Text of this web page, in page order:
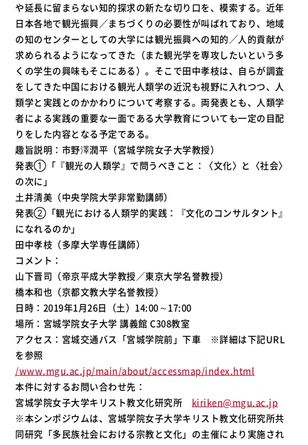
や延長に留まらない知的探求の新たな切り口を、模索する。近年
日本各地で観光振興／まちづくりの必要性が叫ばれており、地域
の知のセンターとしての大学には観光振興への知的／人的貢献が
求められるようになってきた（また観光学を専攻したいという多
くの学生の興味もそこにある）。そこで田中孝枝は、自らが調査
をしてきた中国における観光人類学の近況も視野に入れつつ、人
類学と実践とのかかわりについて考察する。両発表とも、人類学
者による実践の重要な一面である大学教育についても一定の目配
りをした内容となる予定である。
趣旨説明：市野澤潤平（宮城学院女子大学教授）
発表①「『観光の人類学』で問うべきこと：〈文化〉と〈社会〉
の次に」
土井清美（中央学院大学非常勤講師）
発表②「観光における人類学的実践：『文化のコンサルタント』
になれるのか」
田中孝枝（多摩大学専任講師）
コメント：
山下晋司（帝京平成大学教授／東京大学名誉教授）
橋本和也（京都文教大学名誉教授）
日時：2019年1月26日（土）14:00～17:00
場所：宮城学院女子大学 講義館 C308教室
アクセス：宮城交通バス「宮城学院前」下車 ※詳細は下記URL
を参照
/www.mgu.ac.jp/main/about/accessmap/index.html
本件に対するお問い合わせ先：
宮城学院女子大学キリスト教文化研究所 kiriken@mgu.ac.jp
※本シンポジウムは、宮城学院女子大学キリスト教文化研究所共
同研究「多民族社会における宗教と文化」の主催により実施され